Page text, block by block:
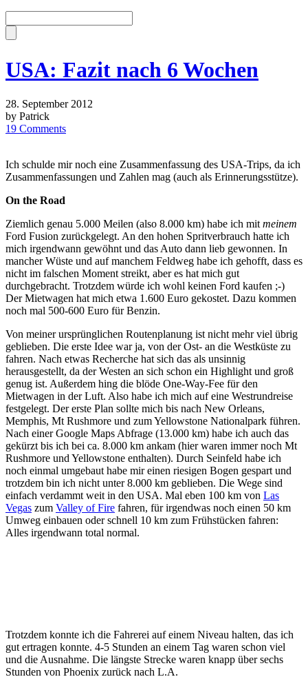
USA: Fazit nach 6 Wochen
28. September 2012
by Patrick
19 Comments
Ich schulde mir noch eine Zusammenfassung des USA-Trips, da ich
Zusammenfassungen und Zahlen mag (auch als Erinnerungsstütze).
On the Road
Ziemlich genau 5.000 Meilen (also 8.000 km) habe ich mit meinem
Ford Fusion zurückgelegt. An den hohen Spritverbrauch hatte ich
mich irgendwann gewöhnt und das Auto dann lieb gewonnen. In
mancher Wüste und auf manchem Feldweg habe ich gehofft, dass es
nicht im falschen Moment streikt, aber es hat mich gut
durchgebracht. Trotzdem würde ich wohl keinen Ford kaufen ;-)
Der Mietwagen hat mich etwa 1.600 Euro gekostet. Dazu kommen
noch mal 500-600 Euro für Benzin.
Von meiner ursprünglichen Routenplanung ist nicht mehr viel übrig
geblieben. Die erste Idee war ja, von der Ost- an die Westküste zu
fahren. Nach etwas Recherche hat sich das als unsinnig
herausgestellt, da der Westen an sich schon ein Highlight und groß
genug ist. Außerdem hing die blöde One-Way-Fee für den
Mietwagen in der Luft. Also habe ich mich auf eine Westrundreise
festgelegt. Der erste Plan sollte mich bis nach New Orleans,
Memphis, Mt Rushmore und zum Yellowstone Nationalpark führen.
Nach einer Google Maps Abfrage (13.000 km) habe ich auch das
gekürzt bis ich bei ca. 8.000 km ankam (hier waren immer noch Mt
Rushmore und Yellowstone enthalten). Durch Seinfeld habe ich
noch einmal umgebaut habe mir einen riesigen Bogen gespart und
trotzdem bin ich nicht unter 8.000 km geblieben. Die Wege sind
einfach verdammt weit in den USA. Mal eben 100 km von Las
Vegas zum Valley of Fire fahren, für irgendwas noch einen 50 km
Umweg einbauen oder schnell 10 km zum Frühstücken fahren:
Alles irgendwann total normal.
Trotzdem konnte ich die Fahrerei auf einem Niveau halten, das ich
gut ertragen konnte. 4-5 Stunden an einem Tag waren schon viel
und die Ausnahme. Die längste Strecke waren knapp über sechs
Stunden von Phoenix zurück nach L.A.